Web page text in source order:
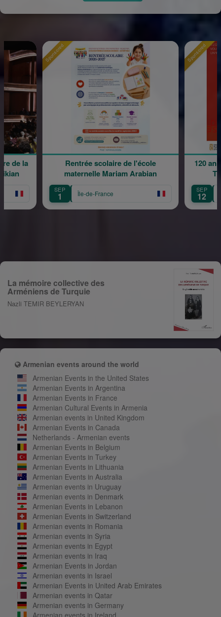
Sponsored
Rentrée scolaire de l'école
maternelle Mariam Arabian
SEP
Île-de-France
Sponsored
120 ans
SEP
12
de la
La mémoire collective des
Arméniens de Turquie
Nazli TEMIR BEYLERYAN
Armenian events around the world
Armenian Events in the United States
Armenian Events in Argentina
Armenian Events in France
Armenian Cultural Events in Armenia
Armenian events in United Kingdom
Armenian Events in Canada
Netherlands - Armenian events
Armenian Events in Belgium
Armenian Events in Turkey
Armenian Events in Lithuania
Armenian Events in Australia
Armenian events in Uruguay
Armenian events in Denmark
Armenian Events in Lebanon
Armenian Events in Switzerland
Armenian events in Romania
Armenian events in Syria
Armenian events in Egypt
Armenian events in Iraq
Armenian Events in Jordan
Armenian events in Israel
Armenian Events in United Arab Emirates
Armenian events in Qatar
Armenian events in Germany
Armenian events in Ireland